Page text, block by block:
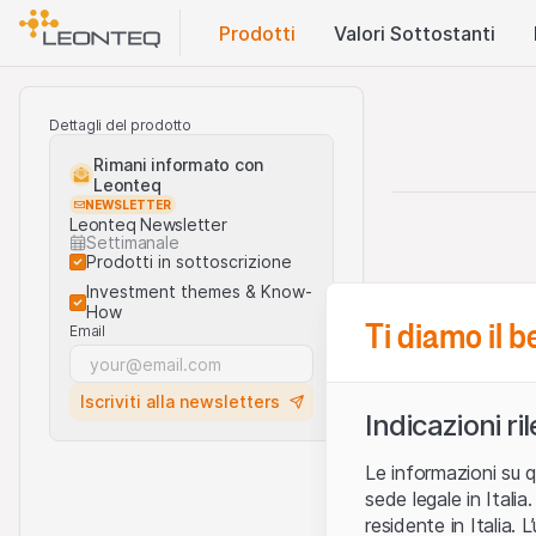
Prodotti Valori Sottostanti
Dettagli del prodotto
Rimani informato con
Leonteq
NEWSLETTER
Leonteq Newsletter
Settimanale
Prodotti in sottoscrizione
Investment themes & Know-
How
Email
Iscriviti alla newsletters
Ti diamo il
Indicazioni
Le informazioni su
sede legale in
residente in Italia.